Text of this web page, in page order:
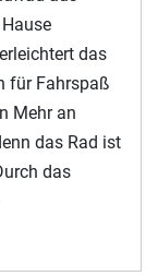
das
für Fahrspaß
Mehr an
das Rad ist
das